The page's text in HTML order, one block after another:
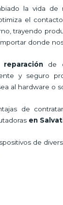
la vida de
el
trayendo
donde
reparaciónde
y seguro
al hardware o
de
en
de